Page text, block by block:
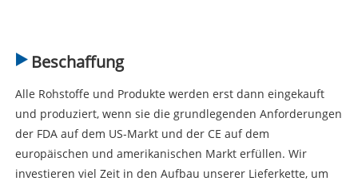
Beschaffung
Alle Rohstoffe und Produkte werden erst dann eingekauft
und produziert, wenn sie die grundlegenden Anforderungen
der FDA auf dem US-Markt und der CE auf dem
europäischen und amerikanischen Markt erfüllen. Wir
investieren viel Zeit in den Aufbau unserer Lieferkette, um